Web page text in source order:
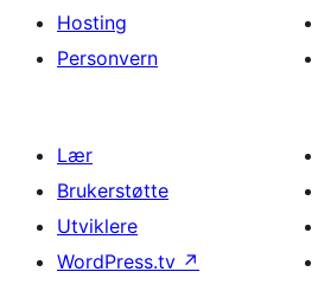
Hosting
Personvern
Lær
Brukerstøtte
Utviklere
WordPress.tv ↗